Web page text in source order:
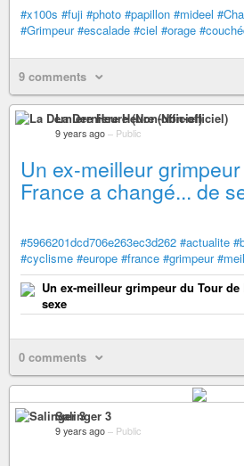
#x100s #fuji #photo #papillon #mideel
#Grimpeur #escalade #ciel #orage
9 comments
La Derniere Heure (Non-officiel)
9 years ago – Public
Un ex-meilleur
France a changé... de
#5966201dcd706e263ec3d262 #actualite
#cyclisme #europe #france #grimpeur
Un ex-meilleur grimpeur du Tour de
sexe
0 comments
Salinger 3
9 years ago – Public